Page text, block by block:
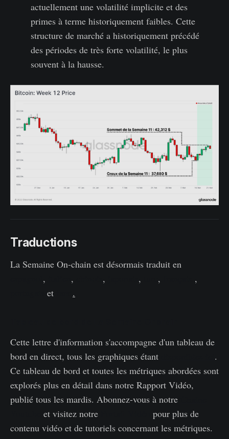
actuellement une volatilité implicite et des
primes à terme historiquement faibles. Cette
structure de marché a historiquement précédé
des périodes de très forte volatilité, le plus
souvent à la hausse.
Traductions
La Semaine On-chain est désormais traduit en
, , , , ,
,
et .
Cette lettre d'information s'accompagne d'un tableau de
bord en direct, tous les graphiques étant
.
Ce tableau de bord et toutes les métriques abordées sont
explorés plus en détail dans notre Rapport Vidéo,
publié tous les mardis. Abonnez-vous à notre
et visitez notre
pour plus de
contenu vidéo et de tutoriels concernant les métriques.